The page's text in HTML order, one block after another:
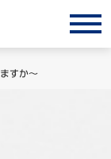
ン
すか～